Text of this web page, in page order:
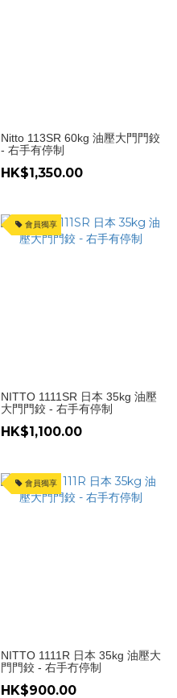
Nitto 113SR 60kg 油壓大門門鉸
- 右手有停制
HK$1,350.00
會員獨享
NITTO 1111SR 日本 35kg 油壓
大門門鉸 - 右手有停制
HK$1,100.00
會員獨享
NITTO 1111R 日本 35kg 油壓大
門門鉸 - 右手冇停制
HK$900.00